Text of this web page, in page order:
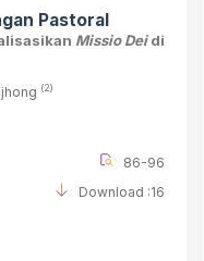
Pastoral
Missio Deidi
(2)
86-96
Download :16